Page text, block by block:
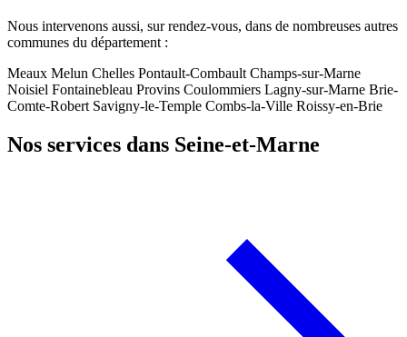
Nous intervenons aussi, sur rendez-vous, dans de nombreuses autres
communes du département :
Meaux Melun Chelles Pontault-Combault Champs-sur-Marne
Noisiel Fontainebleau Provins Coulommiers Lagny-sur-Marne Brie-
Comte-Robert Savigny-le-Temple Combs-la-Ville Roissy-en-Brie
Nos services dans Seine-et-Marne